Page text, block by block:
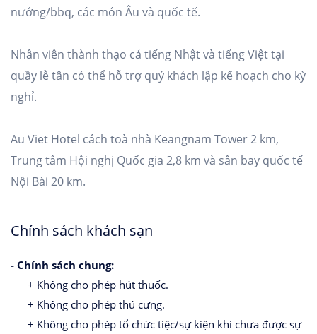
nướng/bbq, các món Âu và quốc tế.
Nhân viên thành thạo cả tiếng Nhật và tiếng Việt tại
quầy lễ tân có thể hỗ trợ quý khách lập kế hoạch cho kỳ
nghỉ.
Au Viet Hotel cách toà nhà Keangnam Tower 2 km,
Trung tâm Hội nghị Quốc gia 2,8 km và sân bay quốc tế
Nội Bài 20 km.
Chính sách khách sạn
- Chính sách chung:
+ Không cho phép hút thuốc.
+ Không cho phép thú cưng.
+ Không cho phép tổ chức tiệc/sự kiện khi chưa được sự